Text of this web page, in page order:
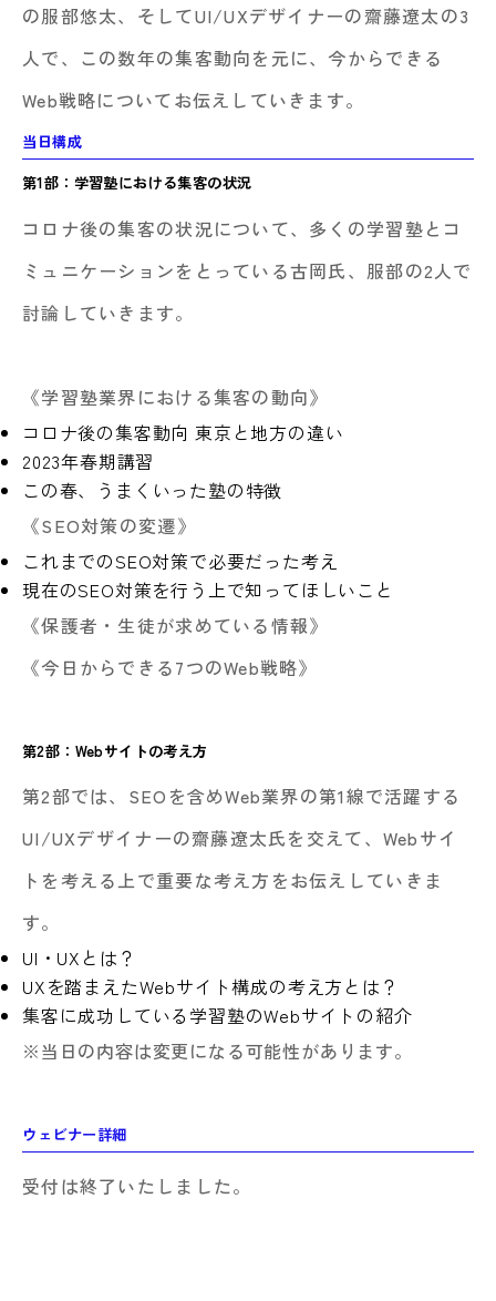
の服部悠太、そしてUI/UXデザイナーの齋藤遼太の3
人で、この数年の集客動向を元に、今からできる
Web戦略についてお伝えしていきます。
当日構成
第1部：学習塾における集客の状況
コロナ後の集客の状況について、多くの学習塾とコ
ミュニケーションをとっている古岡氏、服部の2人で
討論していきます。
《学習塾業界における集客の動向》
コロナ後の集客動向 東京と地方の違い
2023年春期講習
この春、うまくいった塾の特徴
《SEO対策の変遷》
これまでのSEO対策で必要だった考え
現在のSEO対策を行う上で知ってほしいこと
《保護者・生徒が求めている情報》
《今日からできる7つのWeb戦略》
第2部：Webサイトの考え方
第2部では、SEOを含めWeb業界の第1線で活躍する
UI/UXデザイナーの齋藤遼太氏を交えて、Webサイ
トを考える上で重要な考え方をお伝えしていきま
す。
UI・UXとは？
UXを踏まえたWebサイト構成の考え方とは？
集客に成功している学習塾のWebサイトの紹介
※当日の内容は変更になる可能性があります。
ウェビナー詳細
受付は終了いたしました。